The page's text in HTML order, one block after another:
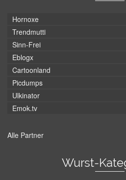
Hornoxe
Trendmutti
Sinn-Frei
Eblogx
Cartoonland
Picdumps
Ulkinator
Emok.tv
Alle Partner
Wurst-